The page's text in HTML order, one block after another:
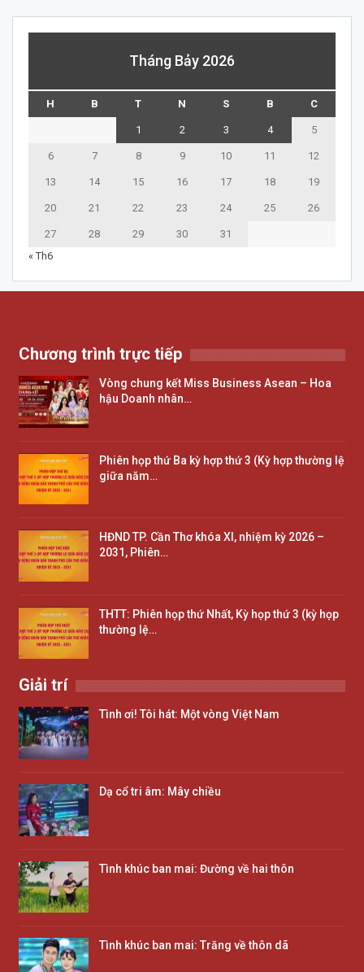
Tháng Bảy 2026
H B T N S B C
1 2 3 4 5
6 7 8 9 10 11 12
13 14 15 16 17 18 19
20 21 22 23 24 25 26
27 28 29 30
31
« Th6
Chương trình trực tiếp
Vòng chung kết Miss Business Asean – Hoa
hậu Doanh nhân…
Phiên họp thứ Ba kỳ hợp thứ 3 (Kỳ hợp thường lệ
giữa năm…
HĐND TP. Cần Thơ khóa XI, nhiệm kỳ 2026 –
2031, Phiên…
THTT: Phiên họp thứ Nhất, Kỳ họp thứ 3 (kỳ họp
thường lệ…
Giải trí
Tình ơi! Tôi hát: Một vòng Việt Nam
Dạ cổ tri âm: Mây chiều
Tình khúc ban mai: Đường về hai thôn
Tình khúc ban mai: Trăng về thôn dã